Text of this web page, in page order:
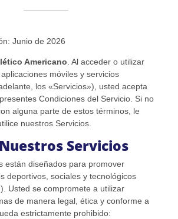
Junio de 2026
Americano. Al acceder o utilizar
móviles y servicios
los «Servicios»), usted acepta
Condiciones del Servicio. Si no
alguna parte de estos términos, le
nuestros Servicios.
Servicios
están diseñados para promover
deportivos, sociales y tecnológicos
Usted se compromete a utilizar
de manera legal, ética y conforme a
estrictamente prohibido: